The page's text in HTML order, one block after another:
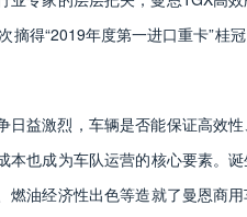
摘得“2019年度第一进口重卡”桂
日益激烈，车辆是否能保证高效
本也成为车队运营的核心要素。
油经济性出色等造就了曼恩商